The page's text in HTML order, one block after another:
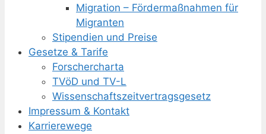
Migration – Fördermaßnahmen für
Migranten
Stipendien und Preise
Gesetze & Tarife
Forschercharta
TVöD und TV-L
Wissenschaftszeitvertragsgesetz
Impressum & Kontakt
Karrierewege